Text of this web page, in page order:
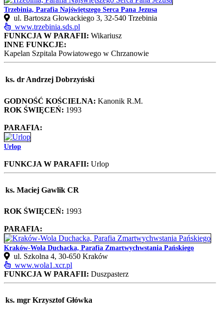
Trzebinia, Parafia Najświętszego Serca Pana Jezusa
ul. Bartosza Głowackiego 3, 32-540 Trzebinia
www.trzebinia.sds.pl
FUNKCJA W PARAFII: Wikariusz
INNE FUNKCJE:
Kapelan Szpitala Powiatowego w Chrzanowie
ks. dr Andrzej Dobrzyński
GODNOŚĆ KOŚCIELNA: Kanonik R.M.
ROK ŚWIĘCEŃ: 1993
PARAFIA:
Urlop
FUNKCJA W PARAFII: Urlop
ks. Maciej Gawlik CR
ROK ŚWIĘCEŃ: 1993
PARAFIA:
Kraków-Wola Duchacka, Parafia Zmartwychwstania Pańskiego
ul. Szkolna 4, 30-650 Kraków
www.wola1.xcr.pl
FUNKCJA W PARAFII: Duszpasterz
ks. mgr Krzysztof Główka